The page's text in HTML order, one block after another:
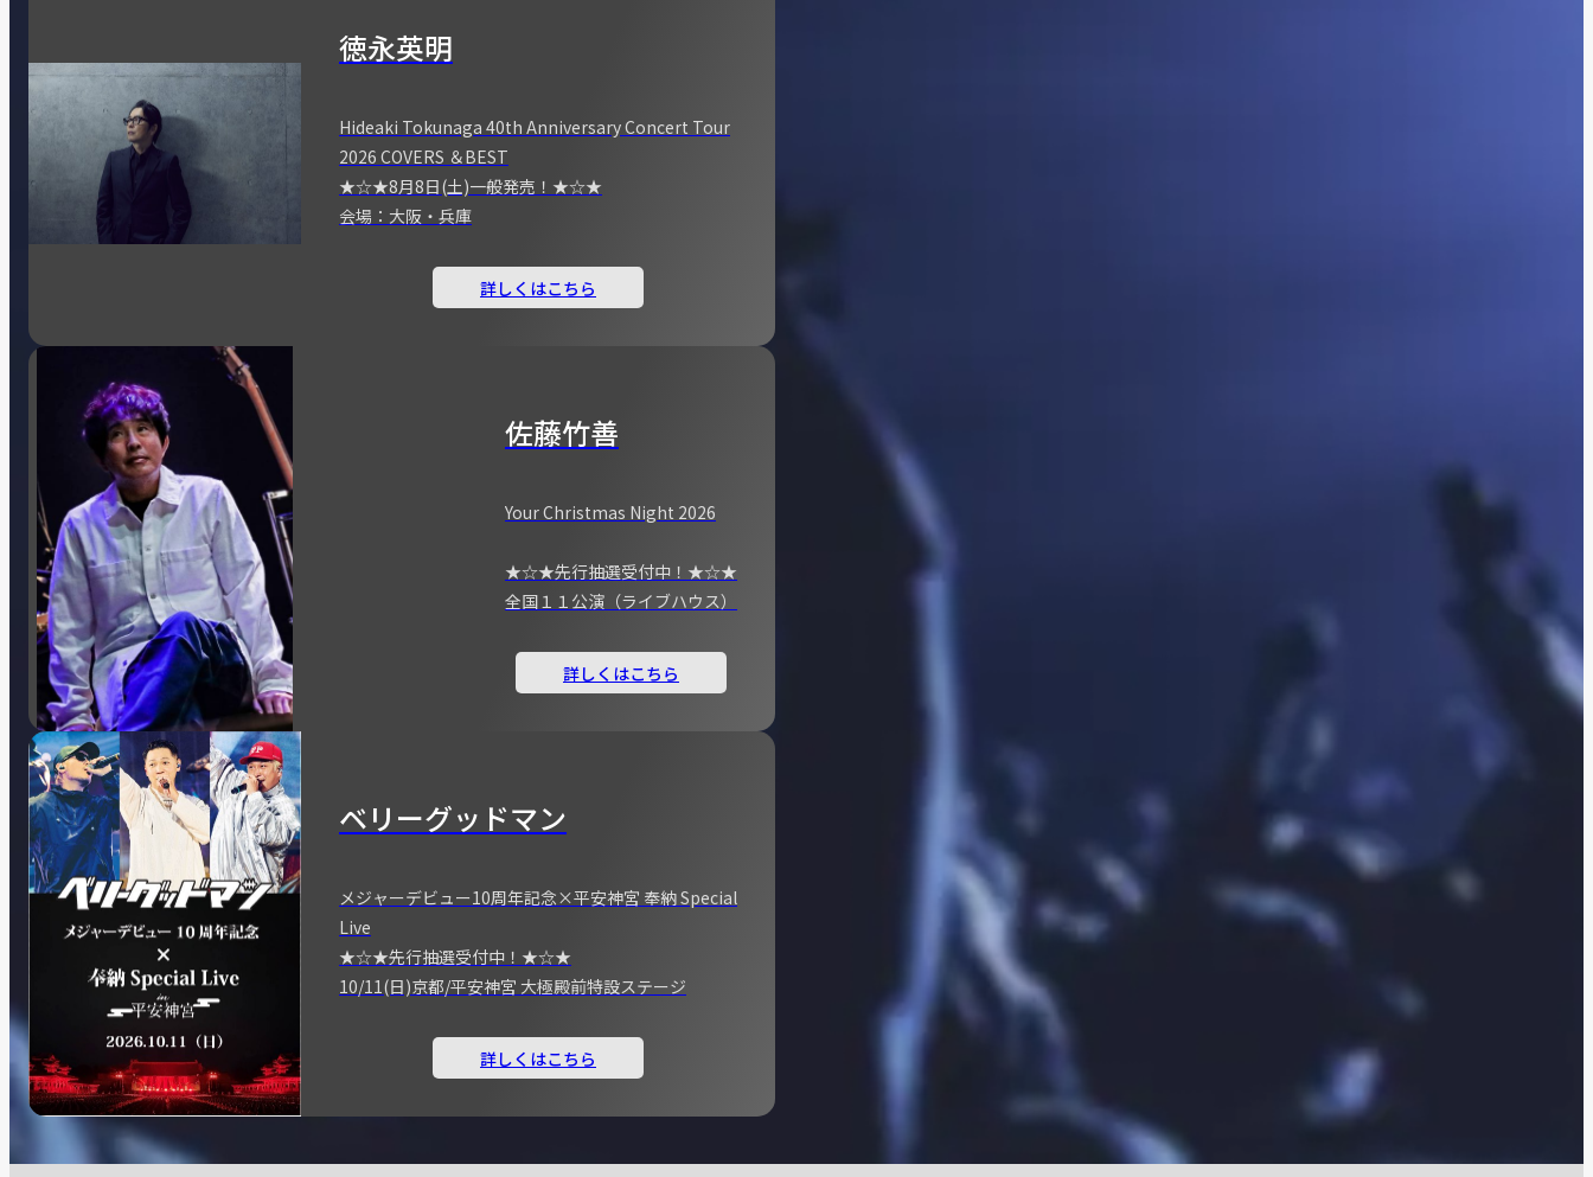
徳永英明
Hideaki Tokunaga 40th Anniversary Concert Tour
2026 COVERS ＆BEST
★☆★8月8日(土)一般発売！★☆★
会場：大阪・兵庫
詳しくはこちら
佐藤竹善
Your Christmas Night 2026
★☆★先行抽選受付中！★☆★
全国１１公演（ライブハウス）
詳しくはこちら
ベリーグッドマン
メジャーデビュー10周年記念×平安神宮 奉納 Special
Live
★☆★先行抽選受付中！★☆★
10/11(日)京都/平安神宮 大極殿前特設ステージ
詳しくはこちら